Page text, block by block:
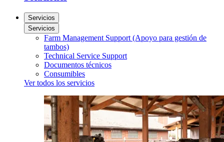
Servicios
Servicios
Farm Management Support (Apoyo para gestión de
tambos)
Technical Service Support
Documentos técnicos
Consumibles
Ver todos los servicios